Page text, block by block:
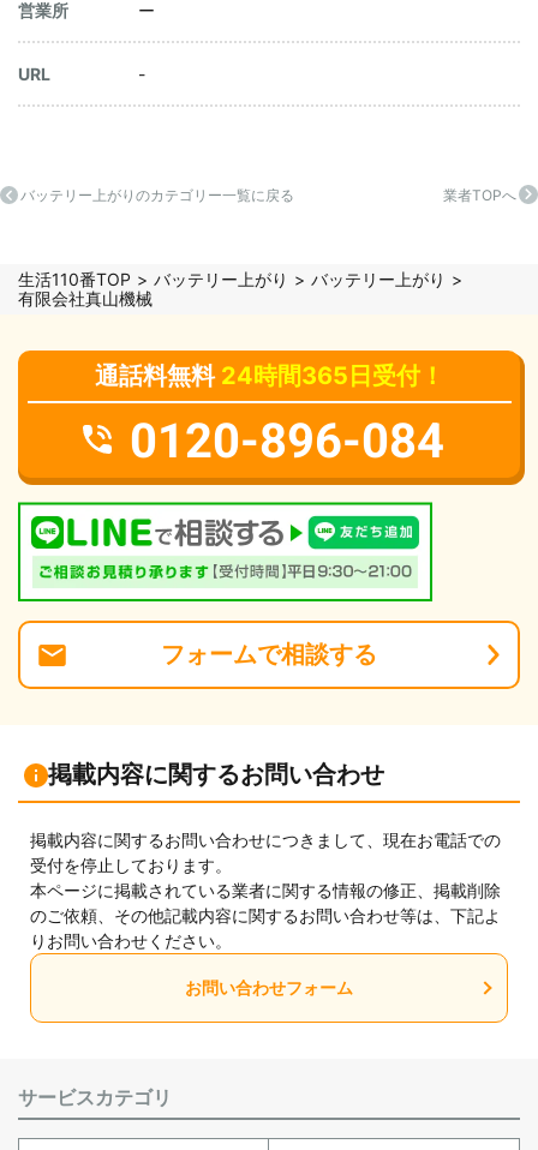
営業所 ー
URL -
バッテリー上がりのカテゴリー一覧に戻る 業者TOPへ
生活110番TOP バッテリー上がり
バッテリー上がり
有限会社真山機械
通話料無料 24時間365日受付！
0120-896-084
フォームで相談する
掲載内容に関するお問い合わせ
掲載内容に関するお問い合わせにつきまして、現在お電話での
受付を停止しております。
本ページに掲載されている業者に関する情報の修正、掲載削除
のご依頼、その他記載内容に関するお問い合わせ等は、下記よ
りお問い合わせください。
お問い合わせフォーム
サービスカテゴリ